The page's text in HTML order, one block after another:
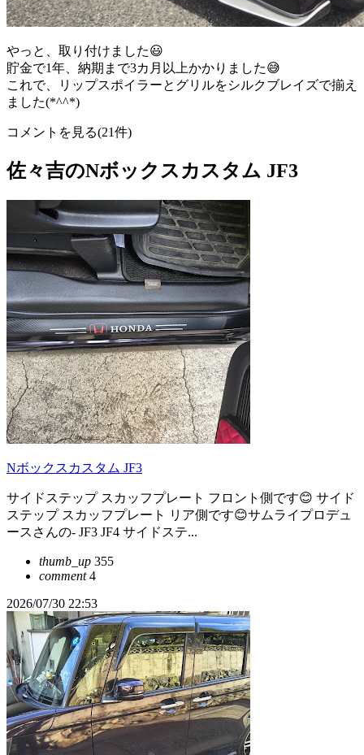
やっと、取り付けました😃
貯金で1年、納期まで3カ月以上かかりました😅
これで、リップスポイラーとグリルをシルクブレイズで揃え
ました(*^^*)
コメントを見る(21件)
佐々吉のNボックスカスタム JF3
Nボックスカスタム JF3
サイドステップ スカッフプレート フロント側です😊 サイド
ステップ スカッフプレート リア側です😊サムライプロデュ
ースさんの- JF3 JF4 サイドステ...
thumb_up 355
comment4
2026/07/30 22:53